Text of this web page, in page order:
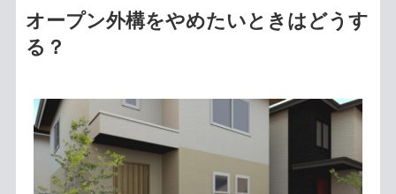
オープン外構をやめたいときはどうす
る？